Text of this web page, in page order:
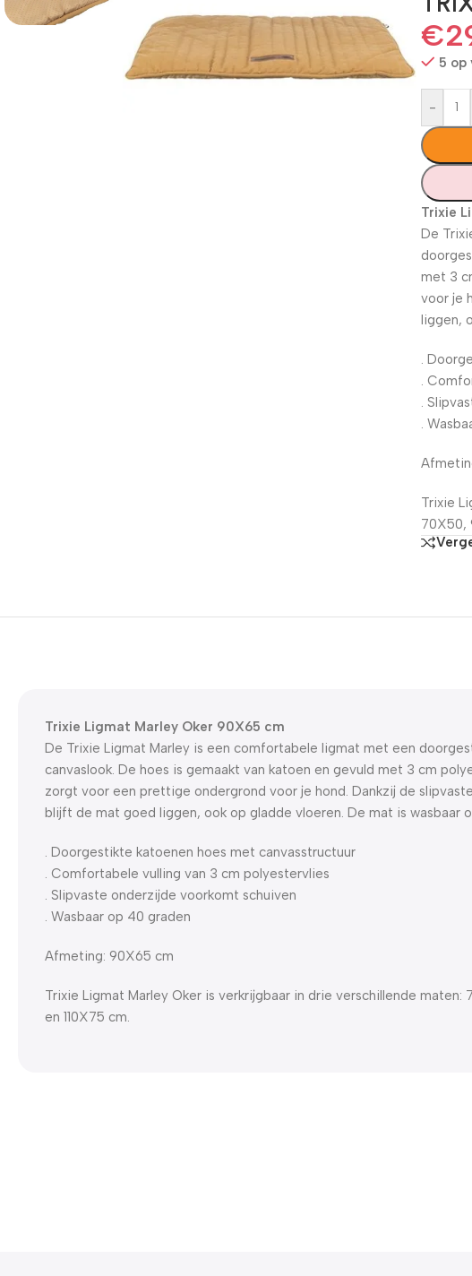
€
5 op
-
Trixie
De
met 3
voor je
liggen,
.
.
.
.
Trixie
70X50,
Trixie Ligmat Marley Oker 90X65 cm
De Trixie Ligmat Marley is een comfortabele ligmat met een
canvaslook. De hoes is gemaakt van katoen en gevuld met 3 cm
zorgt voor een prettige ondergrond voor je hond. Dankzij de
blijft de mat goed liggen, ook op gladde vloeren. De mat is wasbaar
. Doorgestikte katoenen hoes met canvasstructuur
. Comfortabele vulling van 3 cm polyestervlies
. Slipvaste onderzijde voorkomt schuiven
. Wasbaar op 40 graden
Afmeting: 90X65 cm
Trixie Ligmat Marley Oker is verkrijgbaar in drie verschillende maten:
en 110X75 cm.